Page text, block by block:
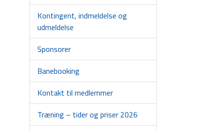
Kontingent, indmeldelse og
udmeldelse
Sponsorer
Banebooking
Kontakt til medlemmer
Træning – tider og priser 2026